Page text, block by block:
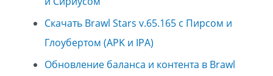
Скачать Brawl Stars v.65.165 с Пирсом и
Глоубертом (APK и IPA)
Обновление баланса и контента в Brawl